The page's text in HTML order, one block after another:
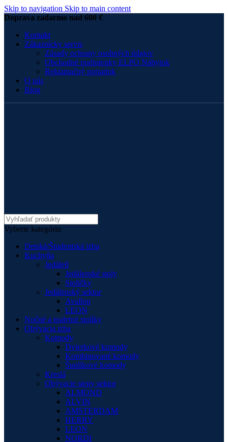
Skip to navigation Skip to main content
Doprava zadarmo nad 600 €
Kontakt
Zákaznícky servis
Zásady ochrany osobných údajov
Obchodné podmienky ELPO Nábytok
Reklamačný poriadok
O nás
Blog
Vyberte kategóriu
Detská/Študentská izba
Kuchyňa
Jedáleň
Jedálenské stoly
Stoličky
Jedálenský sektor
Avallon
LEON
Nočné a toaletné stolíky
Obývacia izba
Komody
Dvierkové komody
Kombinované komody
Šuplíkové komody
Kreslá
Obývacie steny sektor
ALMOND
ALVIN
AMSTERDAM
HERRY
LEON
NORDI